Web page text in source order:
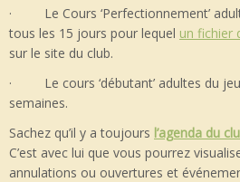
· Le Cours ‘Perfectionnement’
tous les 15 jours pour lequel un fichier
sur le site du club.
· Le cours ‘débutant’ adultes du
semaines.
Sachez qu’il y a toujours l’agenda du
C’est avec lui que vous pourrez
annulations ou ouvertures et